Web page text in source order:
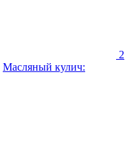
2
Масляный кулич: